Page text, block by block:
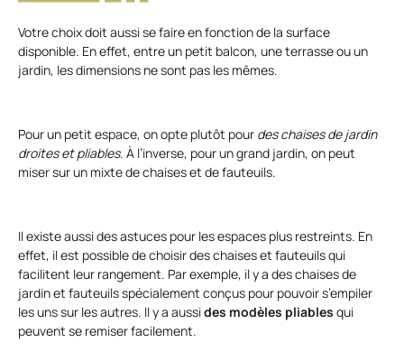
Votre choix doit aussi se faire en fonction de la surface
disponible. En effet, entre un petit balcon, une terrasse ou un
jardin, les dimensions ne sont pas les mêmes.
Pour un petit espace, on opte plutôt pour des chaises de jardin
droites et pliables. À l’inverse, pour un grand jardin, on peut
miser sur un mixte de chaises et de fauteuils.
Il existe aussi des astuces pour les espaces plus restreints. En
effet, il est possible de choisir des chaises et fauteuils qui
facilitent leur rangement. Par exemple, il y a des chaises de
jardin et fauteuils spécialement conçus pour pouvoir s’empiler
les uns sur les autres. Il y a aussides modèles pliables qui
peuvent se remiser facilement.